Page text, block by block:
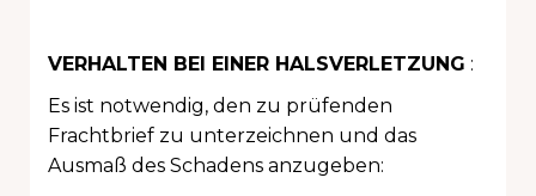
VERHALTEN BEI EINER HALSVERLETZUNG :
Es ist notwendig, den zu prüfenden
Frachtbrief zu unterzeichnen und das
Ausmaß des Schadens anzugeben: